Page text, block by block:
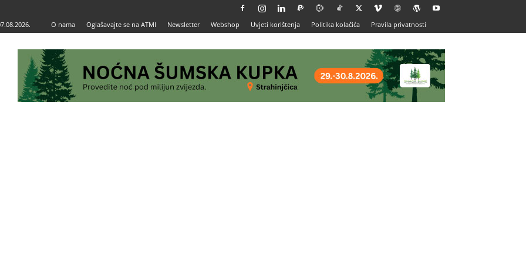
O nama Oglašavajte se na ATMI Newsletter Webshop Uvjeti korištenja Politika kolačića Pravila privatnosti